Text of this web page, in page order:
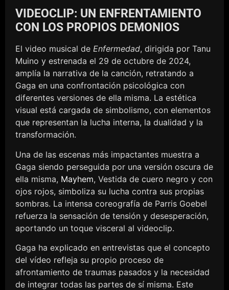
VIDEOCLIP: UN ENFRENTAMIENTO
CON LOS PROPIOS DEMONIOS
El video musical de Enfermedad, dirigida por Tanu
Muino y estrenada el 29 de octubre de 2024,
amplía la narrativa de la canción, retratando a
Gaga en una confrontación psicológica con
diferentes versiones de ella misma. La estética
visual está cargada de simbolismo, con elementos
que representan la lucha interna, la dualidad y la
transformación.
Una de las escenas más impactantes muestra a
Gaga siendo perseguida por una versión oscura de
ella misma, Mayhem, Vestida de cuero negro y con
ojos rojos, simboliza su lucha contra sus propias
sombras. La intensa coreografía de Parris Goebel
refuerza la sensación de tensión y desesperación,
aportando un toque visceral al videoclip.
Gaga ha explicado en entrevistas que el concepto
del vídeo refleja su propio proceso de
afrontamiento de traumas pasados y la necesidad
de integrar todas las partes de sí misma. Este